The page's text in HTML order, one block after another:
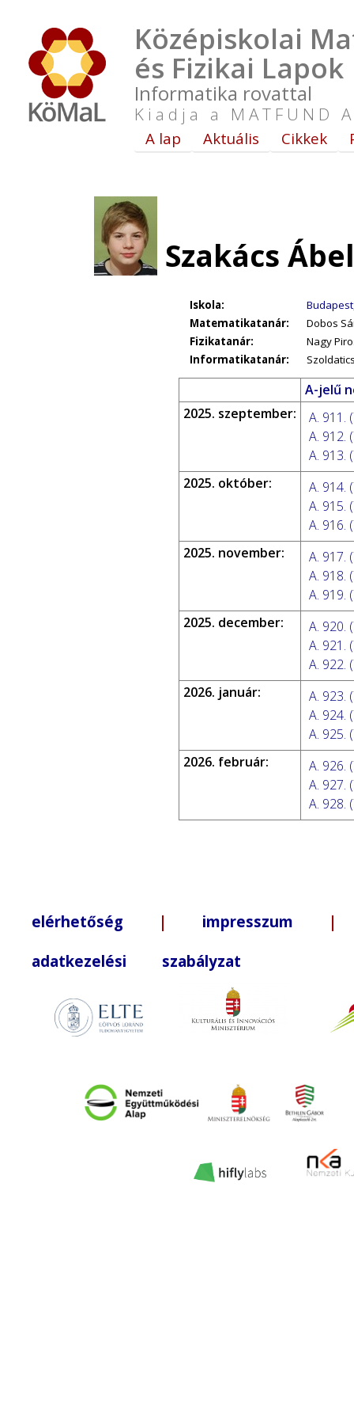
Középiskolai
és Fizikai Lapok
Informatika rovattal
Kiadja a MATFUND
A lap Aktuális Cikkek
Szakács
Iskola:
Matematikatanár:
Dobos
Fizikatanár:
Nagy
Informatikatanár:
A-jelű
2025. szeptember:
A. 911.
A. 912.
A. 913.
2025. október:
A. 914.
A. 915.
A. 916.
2025. november:
A. 917.
A. 918.
A. 919.
2025. december:
A. 920.
A. 921.
A. 922.
2026. január:
A. 923.
A. 924.
A. 925.
2026. február:
A. 926.
A. 927.
A. 928.
elérhetőség | impresszum |
adatkezelési szabályzat